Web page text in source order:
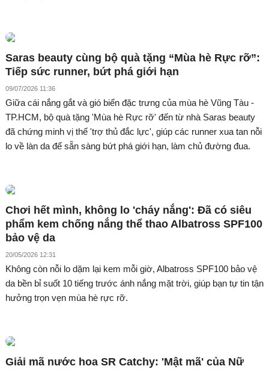
Saras beauty cùng bộ quà tặng “Mùa hè Rực rỡ”:
Tiếp sức runner, bứt phá giới hạn
09/07/2026 11:36
Giữa cái nắng gắt và gió biển đặc trưng của mùa hè Vũng Tàu -
TP.HCM, bộ quà tặng 'Mùa hè Rực rỡ' đến từ nhà Saras beauty
đã chứng minh vị thế 'trợ thủ đắc lực', giúp các runner xua tan nỗi
lo về làn da để sẵn sàng bứt phá giới hạn, làm chủ đường đua.
Chơi hết mình, không lo 'cháy nắng': Đã có siêu
phẩm kem chống nắng thể thao Albatross SPF100
bảo vệ da
20/05/2026 12:31
Không còn nỗi lo dặm lại kem mỗi giờ, Albatross SPF100 bảo vệ
da bền bỉ suốt 10 tiếng trước ánh nắng mặt trời, giúp bạn tự tin tận
hưởng trọn vẹn mùa hè rực rỡ.
Giải mã nước hoa SR Catchy: 'Mật mã' của Nữ